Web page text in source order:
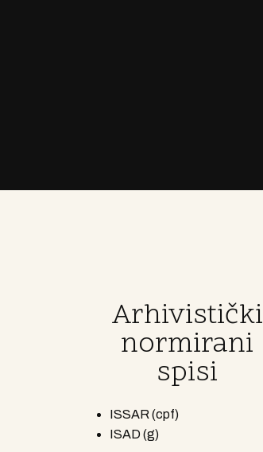
Arhivistički
normirani
spisi
ISSAR (cpf)
ISAD (g)